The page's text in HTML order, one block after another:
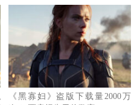
《黑寡妇》盗版下载量2000万